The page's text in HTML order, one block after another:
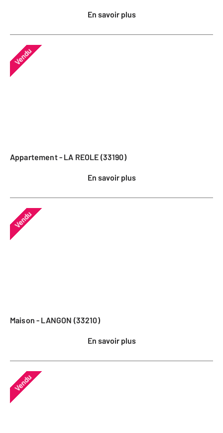
En savoir plus
Vendu
Appartement - LA REOLE (33190)
En savoir plus
Vendu
Maison - LANGON (33210)
En savoir plus
Vendu